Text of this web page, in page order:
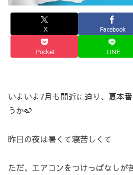
X Facebook
Pocket LINE
いよいよ7月も間近に迫り、夏本
うか🍉
昨日の夜は暑くて寝苦しくて
ただ、エアコンをつけっぱなしが